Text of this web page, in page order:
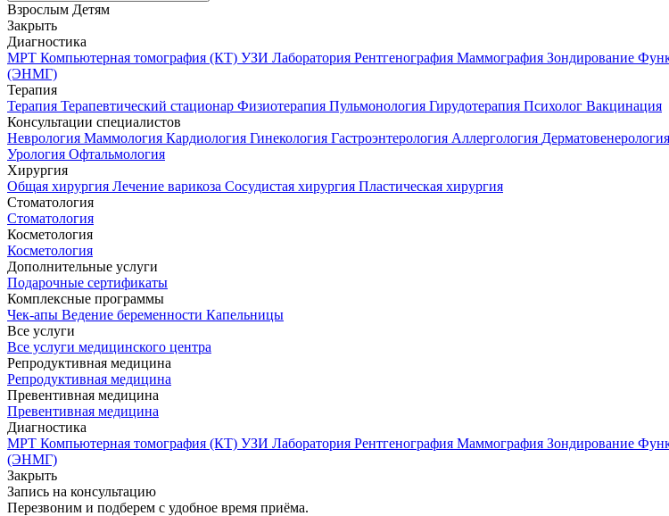
Взрослым Детям
Закрыть
Диагностика
МРТ Компьютерная томография (КТ) УЗИ Лаборатория Рентгенография Маммография Зондирование
(ЭНМГ)
Терапия
Терапия Терапевтический стационар Физиотерапия Пульмонология Гирудотерапия Психолог Вакцинация
Консультации специалистов
Неврология Маммология Кардиология Гинекология Гастроэнтерология Аллергология Дерматовенерология
Урология Офтальмология
Хирургия
Общая хирургия Лечение варикоза Сосудистая хирургия Пластическая хирургия
Стоматология
Стоматология
Косметология
Косметология
Дополнительные услуги
Подарочные сертификаты
Комплексные программы
Чек-апы Ведение беременности Капельницы
Все услуги
Все услуги медицинского центра
Репродуктивная медицина
Репродуктивная медицина
Превентивная медицина
Превентивная медицина
Диагностика
МРТ Компьютерная томография (КТ) УЗИ Лаборатория Рентгенография Маммография Зондирование
(ЭНМГ)
Закрыть
Запись на консультацию
Перезвоним и подберем с удобное время приёма.